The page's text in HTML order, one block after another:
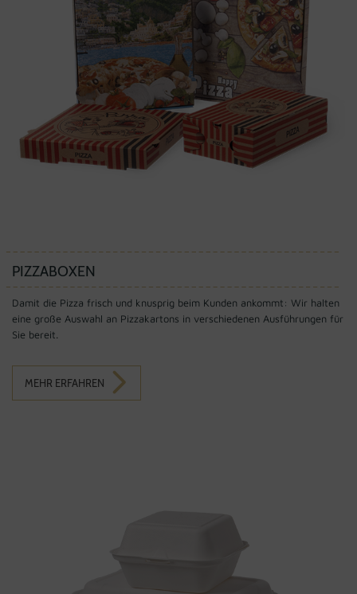
PIZZABOXEN
Damit die Pizza frisch und knusprig beim Kunden ankommt: Wir halten
eine große Auswahl an Pizzakartons in verschiedenen Ausführungen für
Sie bereit.
MEHR ERFAHREN